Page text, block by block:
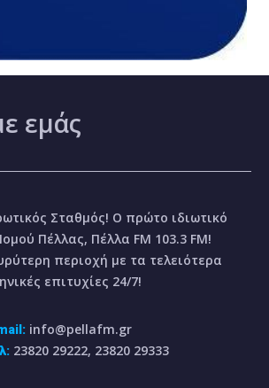
εμάς
Σταθμός! Ο πρώτο ιδιωτικό
Πέλλας, Πέλλα FM 103.3 FM!
περιοχή με τα τελειότερα
επιτυχίες 24/7!
info@pellafm.gr
23820 29222, 23820 29333